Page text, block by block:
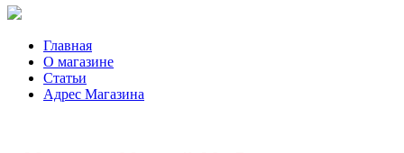
Главная
О магазине
Статьи
Адрес Магазина